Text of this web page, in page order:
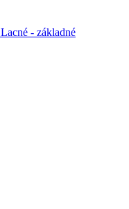
Lacné - základné